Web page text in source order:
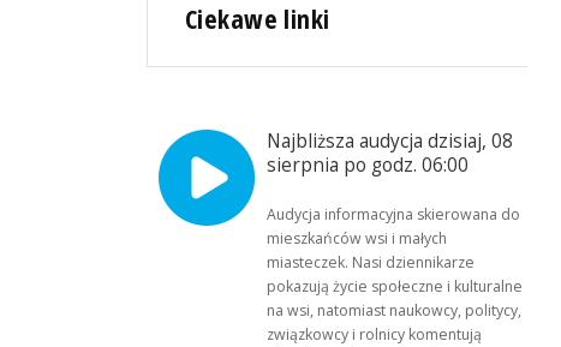
Ciekawe linki
Najbliższa audycja dzisiaj, 08
sierpnia po godz. 06:00
Audycja informacyjna skierowana do
mieszkańców wsi i małych
miasteczek. Nasi dziennikarze
pokazują życie społeczne i kulturalne
na wsi, natomiast naukowcy, politycy,
związkowcy i rolnicy komentują